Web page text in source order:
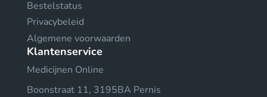
Bestelstatus
Privacybeleid
Algemene voorwaarden
Klantenservice
Medicijnen Online
Boonstraat 11, 3195BA Pernis